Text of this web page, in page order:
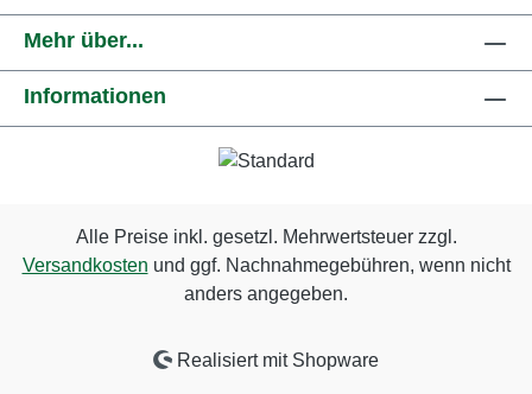
Mehr über...
Informationen
Alle Preise inkl. gesetzl. Mehrwertsteuer zzgl.
Versandkosten und ggf. Nachnahmegebühren, wenn nicht
anders angegeben.
Realisiert mit Shopware